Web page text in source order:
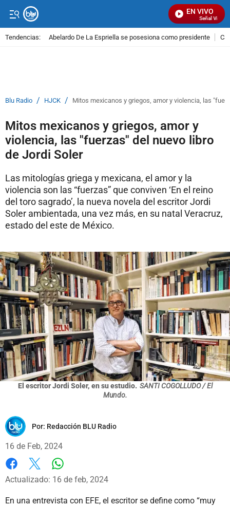
EN VIVO
Señal Visual
Tendencias: Abelardo De La Espriella se posesiona como presidente
Blu Radio / HJCK / Mitos mexicanos y griegos, amor y violencia, las
Mitos mexicanos y griegos, amor y
violencia, las "fuerzas" del nuevo libro
de Jordi Soler
Las mitologías griega y mexicana, el amor y la
violencia son las “fuerzas” que conviven ‘En el reino
del toro sagrado’, la nueva novela del escritor Jordi
Soler ambientada, una vez más, en su natal Veracruz,
estado del este de México.
El escritor Jordi Soler, en su estudio. SANTI COGOLLUDO / El
Mundo.
Por: Redacción BLU Radio
16 de Feb, 2024
Facebook
X
Actualizado: 16 de feb, 2024
En una entrevista con EFE, el escritor se define como “muy